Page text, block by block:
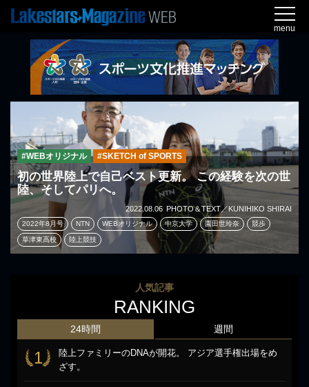
menu
#WEBオリジナル #SKETCH of SPORTS
初の世界陸上で自己ベスト更新。 この経験を次の世
陸、そしてパリへ。
2022.08.06 PHOTO＆TEXT／KUNIHIKO SHIRAI
2022年8月号 NTN WEBオリジナル 中京大学 園田世玲奈 競歩
草津東高校 陸上競技
人気記事
RANKING
24時間
1
陸上ファミリーのDNAが開花。 アジア選手権出場をめ
ざす。
週間